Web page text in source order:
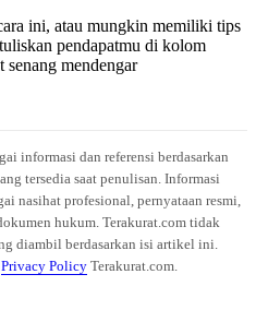
ini, atau mungkin memiliki tips
pendapatmu di kolom
mendengar
informasi dan referensi berdasarkan
tersedia saat penulisan. Informasi
nasihat profesional, pernyataan resmi,
hukum. Terakurat.com tidak
diambil berdasarkan isi artikel ini.
Privacy Policy Terakurat.com.